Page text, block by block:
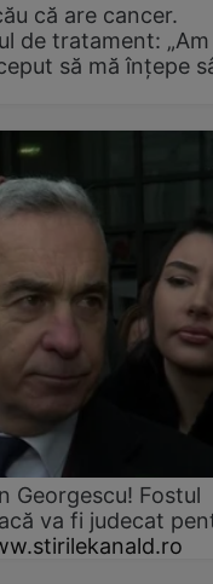
că are cancer.
de tratament:
să mă înțepe
Georgescu! Fostul
va fi judecat